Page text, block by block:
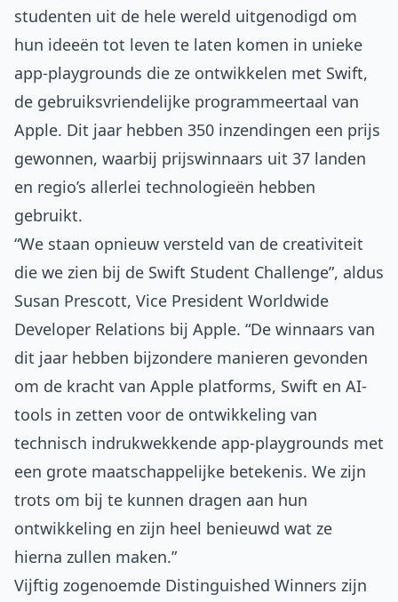
studenten uit de hele wereld uitgenodigd om
hun ideeën tot leven te laten komen in unieke
app-playgrounds die ze ontwikkelen met Swift,
de gebruiksvriendelijke programmeertaal van
Apple. Dit jaar hebben 350 inzendingen een prijs
gewonnen, waarbij prijswinnaars uit 37 landen
en regio’s allerlei technologieën hebben
gebruikt.
“We staan opnieuw versteld van de creativiteit
die we zien bij de Swift Student Challenge”, aldus
Susan Prescott, Vice President Worldwide
Developer Relations bij Apple. “De winnaars van
dit jaar hebben bijzondere manieren gevonden
om de kracht van Apple platforms, Swift en AI-
tools in zetten voor de ontwikkeling van
technisch indrukwekkende app-playgrounds met
een grote maatschappelijke betekenis. We zijn
trots om bij te kunnen dragen aan hun
ontwikkeling en zijn heel benieuwd wat ze
hierna zullen maken.”
Vijftig zogenoemde Distinguished Winners zijn